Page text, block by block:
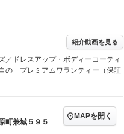
センターデフロック
キーレス
バックカメラ
ベンチシート
電動格納サードシート
紹介動画を見る
／ドレスアップ・ボディーコーティ
の「プレミアムワランティー（保証
町兼城５９５
MAPを開く